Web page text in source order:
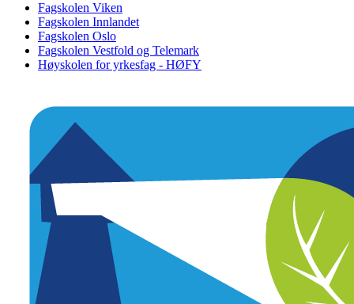
Fagskolen Viken
Fagskolen Innlandet
Fagskolen Oslo
Fagskolen Vestfold og Telemark
Høyskolen for yrkesfag - HØFY